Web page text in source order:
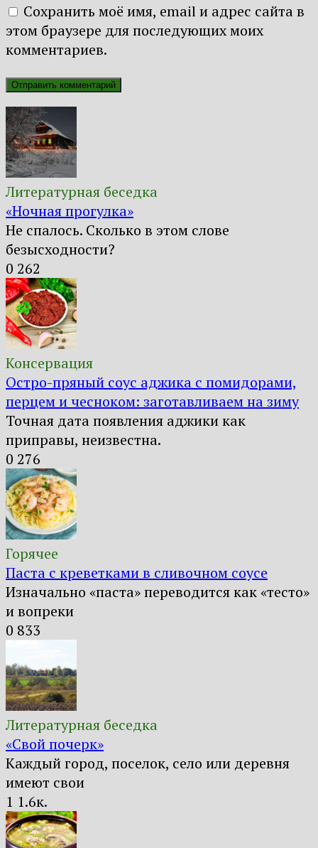
Сохранить моё имя, email и адрес сайта в
этом браузере для последующих моих
комментариев.
Литературная беседка
«Ночная прогулка»
Не спалось. Сколько в этом слове
безысходности?
0 262
Консервация
Остро-пряный соус аджика с помидорами,
перцем и чесноком: заготавливаем на зиму
Точная дата появления аджики как
приправы, неизвестна.
0 276
Горячее
Паста с креветками в сливочном соусе
Изначально «паста» переводится как «тесто»
и вопреки
0 833
Литературная беседка
«Свой почерк»
Каждый город, поселок, село или деревня
имеют свои
1 1.6к.